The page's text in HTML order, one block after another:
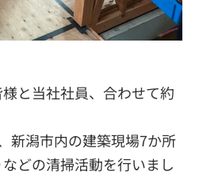
と当社社員、合わせて約
新潟市内の建築現場7か所
どの清掃活動を行いまし